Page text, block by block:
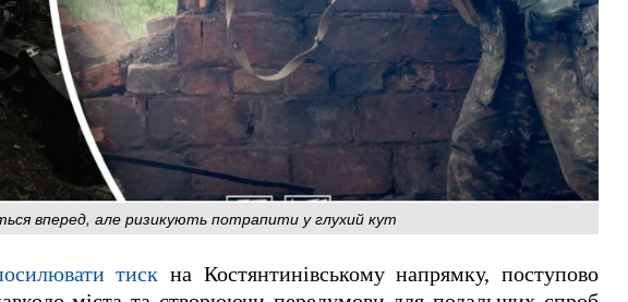
вперед, але ризикують потрапити у глухий кут
тиск на Костянтинівському напрямку, поступово